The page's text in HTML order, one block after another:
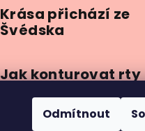
Odmítnout
Krása přichází ze
Švédska
Jak konturovat rty